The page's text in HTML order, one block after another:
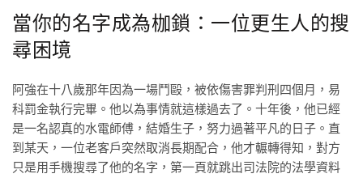
當你的名字成為枷鎖：一位更生人的搜
尋困境
阿強在十八歲那年因為一場鬥毆，被依傷害罪判刑四個月，易
科罰金執行完畢。他以為事情就這樣過去了。十年後，他已經
是一名認真的水電師傅，結婚生子，努力過著平凡的日子。直
到某天，一位老客戶突然取消長期配合，他才輾轉得知，對方
只是用手機搜尋了他的名字，第一頁就跳出司法院的法學資料